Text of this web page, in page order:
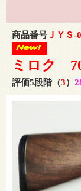
商品番号 ＪＹＳ-
ミロク
評価5段階（3）